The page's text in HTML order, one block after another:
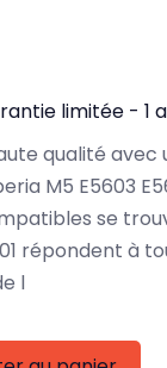
limitée - 1
qualité avec
M5 E5603
se
répondent à
l